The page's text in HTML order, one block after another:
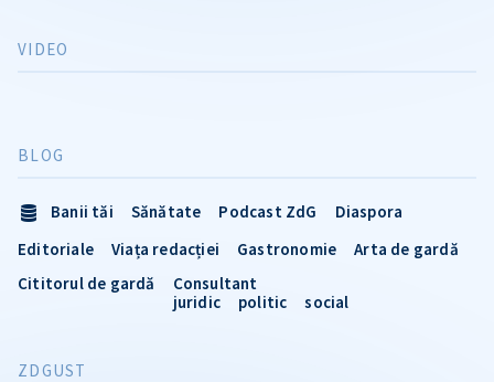
VIDEO
BLOG
Banii tăi Sănătate Podcast ZdG
Diaspora
Editoriale
Viața redacției Gastronomie
Arta de gardă
Cititorul de gardă
Consultant
juridic
politic social
ZDGUST